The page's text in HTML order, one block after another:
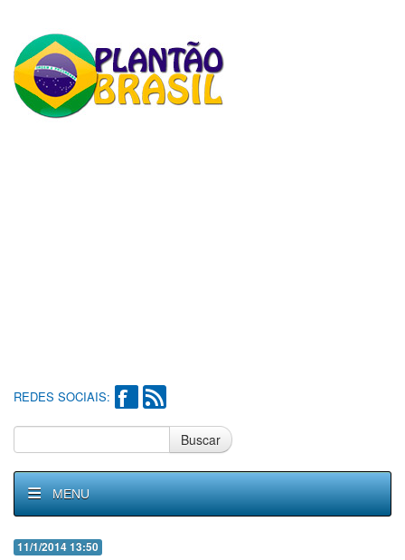
REDES SOCIAIS:
Buscar
MENU
11/1/2014 13:50